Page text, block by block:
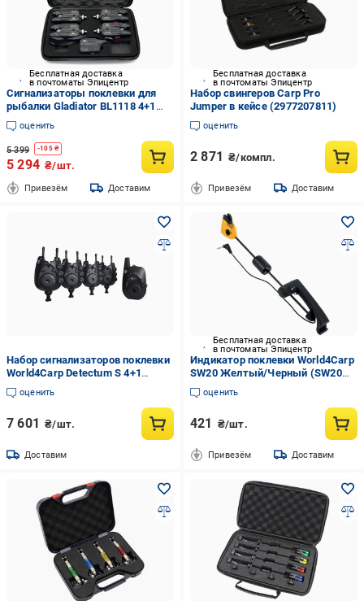
Бесплатная доставка
в почтоматы Эпицентр
Сигнализаторы поклевки для
рыбалки Gladiator BL1118 4+1
LED индикация радиопейджера
до 150 м Черный
оценить
5 399 -105₴
5 294 ₴/шт.
Привезём Доставим
Бесплатная доставка
в почтоматы Эпицентр
Набор свингеров Carp Pro
Jumper в кейсе (2977207811)
оценить
2 871 ₴/компл.
Привезём Доставим
Набор сигнализаторов поклевки
World4Carp Detectum S 4+1
(WC370-4)
оценить
7 601 ₴/шт.
Доставим
Бесплатная доставка
в почтоматы Эпицентр
Индикатор поклевки World4Carp
SW20 Желтый/Черный (SW20
yellow)
оценить
421 ₴/шт.
Привезём Доставим